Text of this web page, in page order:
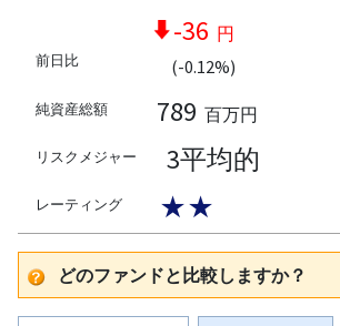
前日比
-36 円
(-0.12%)
純資産総額 789 百万円
リスクメジャー 3平均的
レーティング ★★
どのファンドと比較しますか？